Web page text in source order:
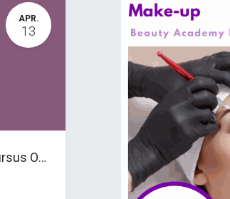
APR.
13
Nagelstyling Acrylnagels Cursus Opleiding (4 dagen)